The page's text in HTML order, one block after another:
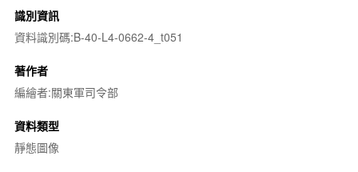
識別資訊
資料識別碼:B-40-L4-0662-4_t051
著作者
編繪者:關東軍司令部
資料類型
靜態圖像